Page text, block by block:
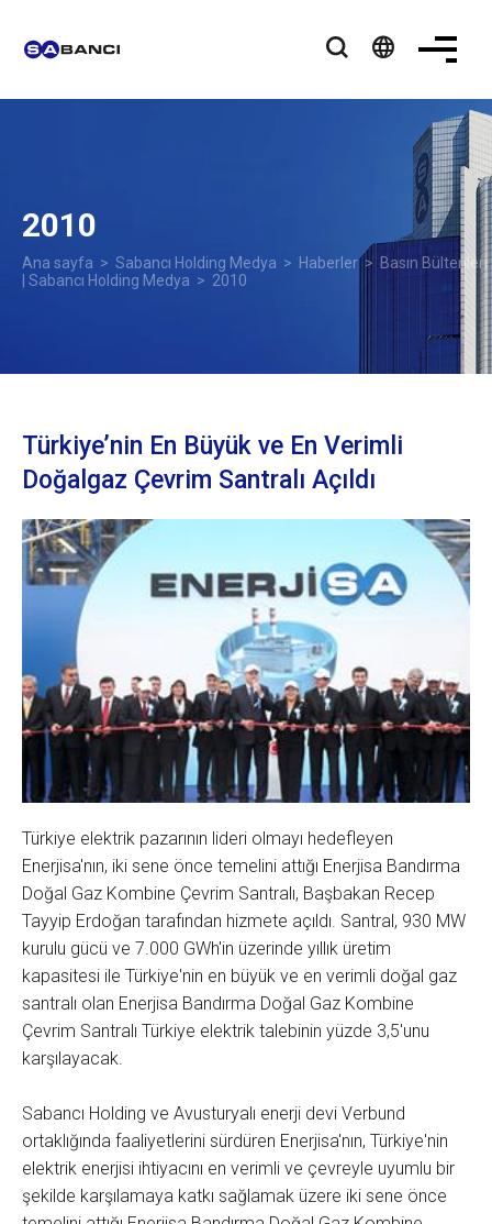
language
2010
Ana sayfa > Sabancı Holding Medya > Haberler> Basın Bültenleri
| Sabancı Holding Medya > 2010
Türkiye’nin En Büyük ve En Verimli
Doğalgaz Çevrim Santralı Açıldı
Türkiye elektrik pazarının lideri olmayı hedefleyen
Enerjisa'nın, iki sene önce temelini attığı Enerjisa Bandırma
Doğal Gaz Kombine Çevrim Santralı, Başbakan Recep
Tayyip Erdoğan tarafından hizmete açıldı. Santral, 930 MW
kurulu gücü ve 7.000 GWh'in üzerinde yıllık üretim
kapasitesi ile Türkiye'nin en büyük ve en verimli doğal gaz
santralı olan Enerjisa Bandırma Doğal Gaz Kombine
Çevrim Santralı Türkiye elektrik talebinin yüzde 3,5'unu
karşılayacak.
Sabancı Holding ve Avusturyalı enerji devi Verbund
ortaklığında faaliyetlerini sürdüren Enerjisa'nın, Türkiye'nin
elektrik enerjisi ihtiyacını en verimli ve çevreyle uyumlu bir
şekilde karşılamaya katkı sağlamak üzere iki sene önce